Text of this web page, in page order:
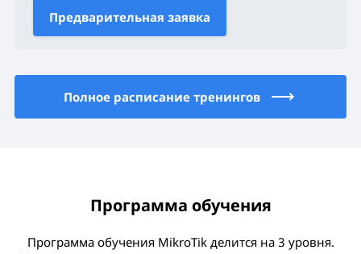
Предварительная заявка
Полное расписание тренингов
Программа обучения
Программа обучения MikroTik делится на 3 уровня.